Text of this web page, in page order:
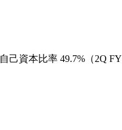
自己資本比率 49.7%（2Q